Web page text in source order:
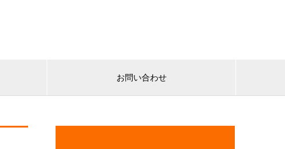
お問い合わせ